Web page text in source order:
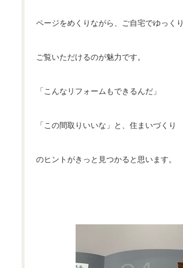
ページをめくりながら、ご自宅でゆっくり
ご覧いただけるのが魅力です。
「こんなリフォームもできるんだ」
「この間取りいいな」と、住まいづくり
のヒントがきっと見つかると思います。